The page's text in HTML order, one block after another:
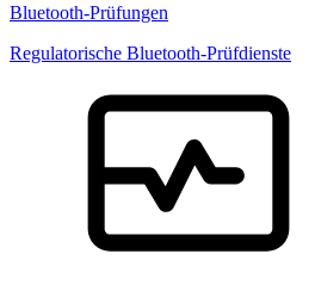
Bluetooth-Prüfungen
Regulatorische Bluetooth-Prüfdienste